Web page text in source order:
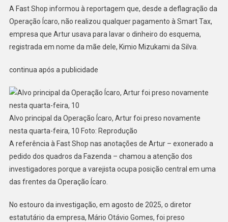
A Fast Shop informou à reportagem que, desde a deflagração da
Operação Ícaro, não realizou qualquer pagamento à Smart Tax,
empresa que Artur usava para lavar o dinheiro do esquema,
registrada em nome da mãe dele, Kimio Mizukami da Silva.
continua após a publicidade
Alvo principal da Operação Ícaro, Artur foi preso novamente
nesta quarta-feira, 10 Foto: Reprodução
A referência à Fast Shop nas anotações de Artur – exonerado a
pedido dos quadros da Fazenda – chamou a atenção dos
investigadores porque a varejista ocupa posição central em uma
das frentes da Operação Ícaro.
No estouro da investigação, em agosto de 2025, o diretor
estatutário da empresa, Mário Otávio Gomes, foi preso